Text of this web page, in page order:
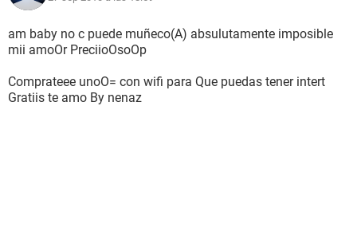
am baby no c puede muñeco(A) absulutamente imposible
mii amoOr PreciioOsoOp
Comprateee unoO= con wifi para Que puedas tener intert
Gratiis te amo By nenaz